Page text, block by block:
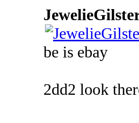
be is ebay
2dd2 look